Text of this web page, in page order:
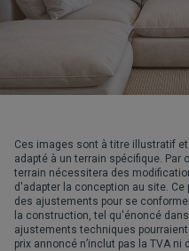
Ces images sont à titre illustratif
adapté à un terrain spécifique.
terrain nécessitera des
d'adapter la conception au site.
des ajustements pour se
la construction, tel qu'énoncé
ajustements techniques
prix annoncé n’inclut pas la TVA ni